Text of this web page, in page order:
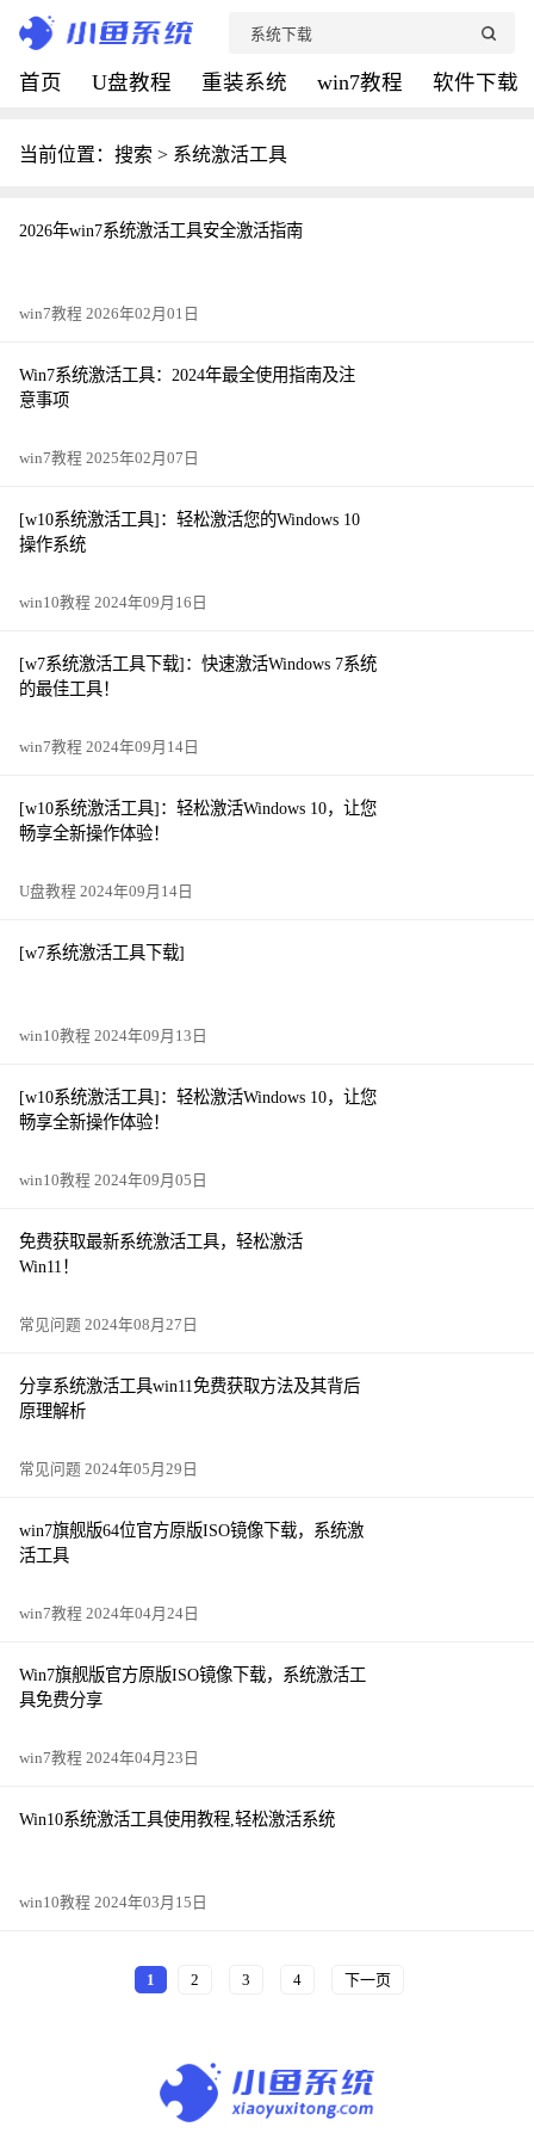
首页 U盘教程 重装系统 win7教程 软件下载
当前位置：搜索 > 系统激活工具
2026年win7系统激活工具安全激活指南
win7教程 2026年02月01日
Win7系统激活工具：2024年最全使用指南及注
意事项
win7教程 2025年02月07日
[w10系统激活工具]：轻松激活您的Windows 10
操作系统
win10教程 2024年09月16日
[w7系统激活工具下载]：快速激活Windows 7系统
的最佳工具！
win7教程 2024年09月14日
[w10系统激活工具]：轻松激活Windows 10，让您
畅享全新操作体验！
U盘教程 2024年09月14日
[w7系统激活工具下载]
win10教程 2024年09月13日
[w10系统激活工具]：轻松激活Windows 10，让您
畅享全新操作体验！
win10教程 2024年09月05日
免费获取最新系统激活工具，轻松激活
Win11！
常见问题 2024年08月27日
分享系统激活工具win11免费获取方法及其背后
原理解析
常见问题 2024年05月29日
win7旗舰版64位官方原版ISO镜像下载，系统激
活工具
win7教程 2024年04月24日
Win7旗舰版官方原版ISO镜像下载，系统激活工
具免费分享
win7教程 2024年04月23日
Win10系统激活工具使用教程,轻松激活系统
win10教程 2024年03月15日
1 2 3 4 下一页